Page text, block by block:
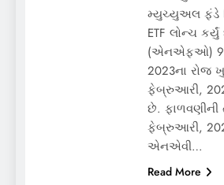
મ્યુચ્યુઅલ ફંડે
ETF લોન્ચ
(એનએફઓ) 9
2023ના રોજ
ફેબ્રુઆરી,
છે. ફાળવણીની
ફેબ્રુઆરી,
એનએવી…
Read More